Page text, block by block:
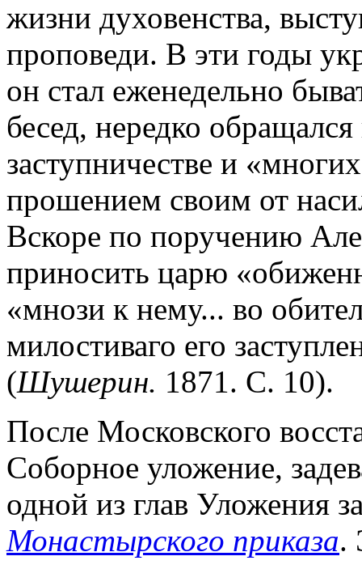
жизни духовенства,
проповеди. В эти годы
он стал еженедельно
бесед, нередко
заступничестве и
прошением своим от
Вскоре по поручению
приносить царю
«мнози к нему... во
милостиваго его
(Шушерин. 1871. С. 10).
После Московского
Соборное уложение,
одной из глав Уложения
Монастырского приказа.